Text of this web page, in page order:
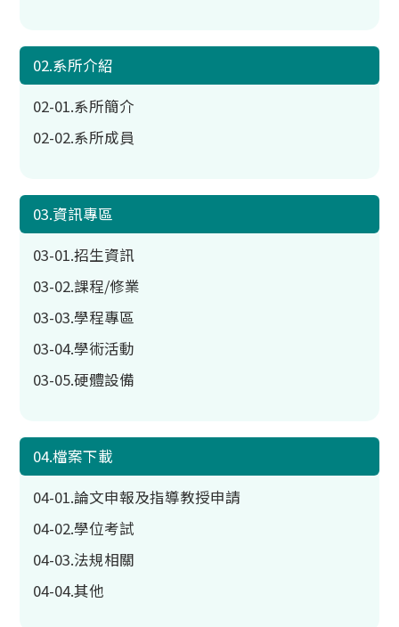
02.系所介紹
02-01.系所簡介
02-02.系所成員
03.資訊專區
03-01.招生資訊
03-02.課程/修業
03-03.學程專區
03-04.學術活動
03-05.硬體設備
04.檔案下載
04-01.論文申報及指導教授申請
04-02.學位考試
04-03.法規相關
04-04.其他